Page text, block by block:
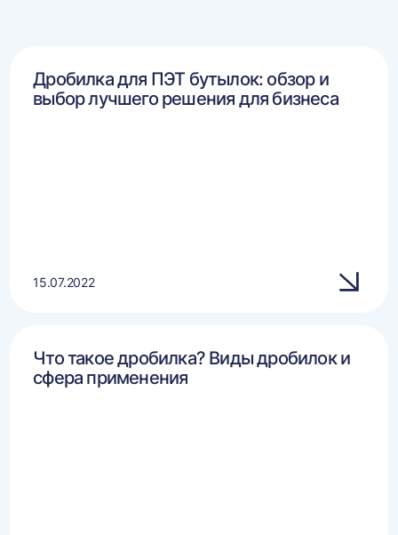
Дробилка для ПЭТ бутылок: обзор и
выбор лучшего решения для бизнеса
15.07.2022
Что такое дробилка? Виды дробилок и
сфера применения